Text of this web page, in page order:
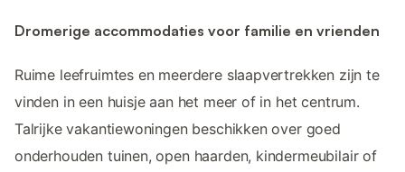
Dromerige accommodaties voor familie en vrienden
Ruime leefruimtes en meerdere slaapvertrekken zijn te
vinden in een huisje aan het meer of in het centrum.
Talrijke vakantiewoningen beschikken over goed
onderhouden tuinen, open haarden, kindermeubilair of